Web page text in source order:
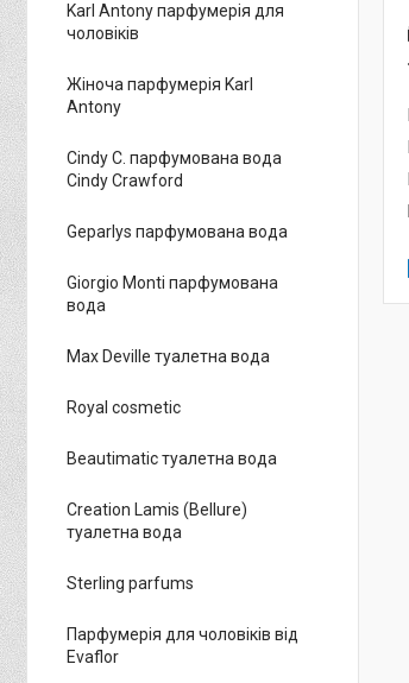
Karl Antony парфумерія для
чоловіків
Жіноча парфумерія Karl
Antony
Cindy C. парфумована вода
Cindy Crawford
Geparlys парфумована вода
Giorgio Monti парфумована
вода
Max Deville туалетна вода
Royal cosmetic
Beautimatic туалетна вода
Creation Lamis (Bellure)
туалетна вода
Sterling parfums
Парфумерія для чоловіків від
Evaflor